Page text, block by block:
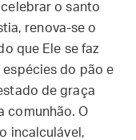
o santo
renova-se o
que Ele se faz
do pão e
de graça
comunhão. O
incalculável,